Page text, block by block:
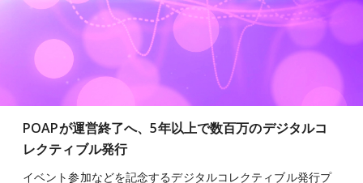
POAPが運営終了へ、5年以上で数百万のデジタルコ
レクティブル発行
イベント参加などを記念するデジタルコレクティブル発行プ